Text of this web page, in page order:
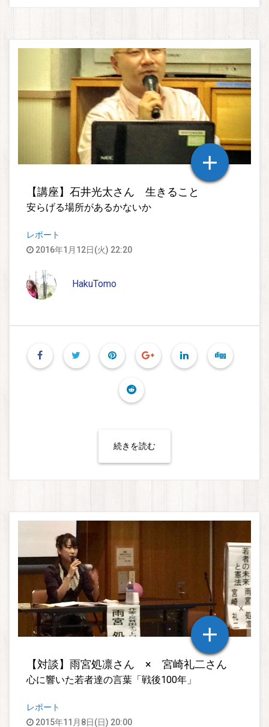
【講座】石井光太さん 生きること
安らげる場所があるかないか
レポート
2016年1月12日(火) 22:20
HakuTomo
続きを読む
【対談】雨宮処凛さん × 宮崎礼二さん
心に響いた若者達の言葉「戦後100年」
レポート
2015年11月8日(日) 20:00